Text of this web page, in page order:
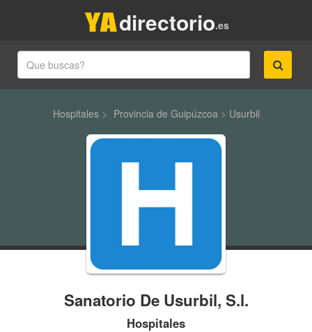
.es
directorio
Hospitales> Provincia de Guipúzcoa> Usurbil
Sanatorio De Usurbil, S.l.
Hospitales